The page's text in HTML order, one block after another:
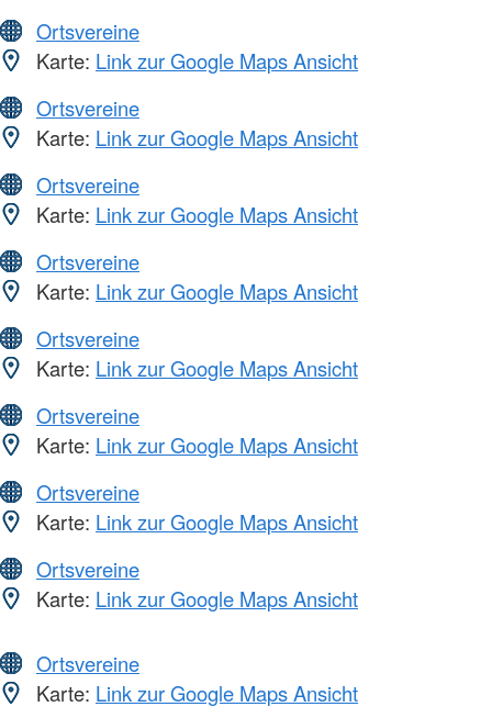
Ortsvereine
Karte: Link zur Google Maps Ansicht
Ortsvereine
Karte: Link zur Google Maps Ansicht
Ortsvereine
Karte: Link zur Google Maps Ansicht
Ortsvereine
Karte: Link zur Google Maps Ansicht
Ortsvereine
Karte: Link zur Google Maps Ansicht
Ortsvereine
Karte: Link zur Google Maps Ansicht
Ortsvereine
Karte: Link zur Google Maps Ansicht
Ortsvereine
Karte: Link zur Google Maps Ansicht
Ortsvereine
Karte: Link zur Google Maps Ansicht